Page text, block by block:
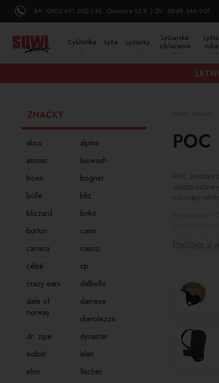
BA: 0903 691 202 KE: Otvoríme 15.9. ZV: 0948 346 901
Cyklistika Lyže Lyžiarky
Lyžiarske
oblečenie
ÚVOD ZNAČKY
POC
POC,
oblasti
následky
V našej
lyžiarskych
Výrobky od
Bezpečnosť
Prečítajte si
ZNAČKY
abus
alpina
atomic
biowash
boeri
bogner
bolle
bliz
blizzard
briko
burton
cairn
carrera
casco
cébé
cp
crazy ears
dalbello
dale of
norway
dainese
diavolezza
dr. zipe
dynastar
eisbär
elan
elon
fischer